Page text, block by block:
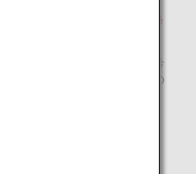
であっても2026年5月19日以降
利用いただけません。
場合は、払い戻しのうえ、ご希
さい。払い戻しに伴い、所定の
は購入店舗へお問い合わせく